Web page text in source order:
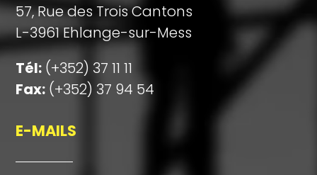
57, Rue des Trois Cantons
L-3961 Ehlange-sur-Mess
Tél: (+352) 37 11 11
Fax: (+352) 37 94 54
E-MAILS